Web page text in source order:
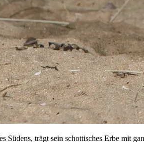
Südens, trägt sein schottisches Erbe mit